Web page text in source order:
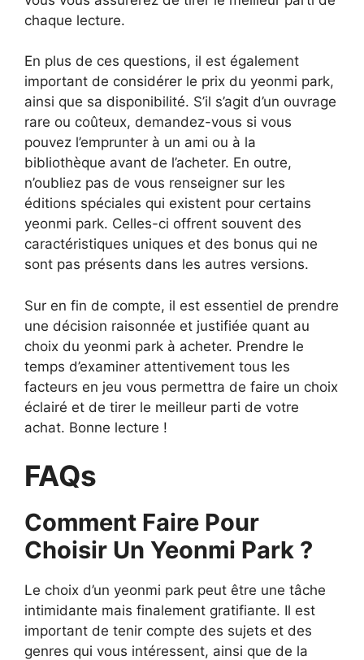
chaque lecture.
En plus de ces questions, il est également
important de considérer le prix du yeonmi park,
ainsi que sa disponibilité. S’il s’agit d’un ouvrage
rare ou coûteux, demandez-vous si vous
pouvez l’emprunter à un ami ou à la
bibliothèque avant de l’acheter. En outre,
n’oubliez pas de vous renseigner sur les
éditions spéciales qui existent pour certains
yeonmi park. Celles-ci offrent souvent des
caractéristiques uniques et des bonus qui ne
sont pas présents dans les autres versions.
Sur en fin de compte, il est essentiel de prendre
une décision raisonnée et justifiée quant au
choix du yeonmi park à acheter. Prendre le
temps d’examiner attentivement tous les
facteurs en jeu vous permettra de faire un choix
éclairé et de tirer le meilleur parti de votre
achat. Bonne lecture !
FAQs
Comment Faire Pour
Choisir Un Yeonmi Park ?
Le choix d’un yeonmi park peut être une tâche
intimidante mais finalement gratifiante. Il est
important de tenir compte des sujets et des
genres qui vous intéressent, ainsi que de la